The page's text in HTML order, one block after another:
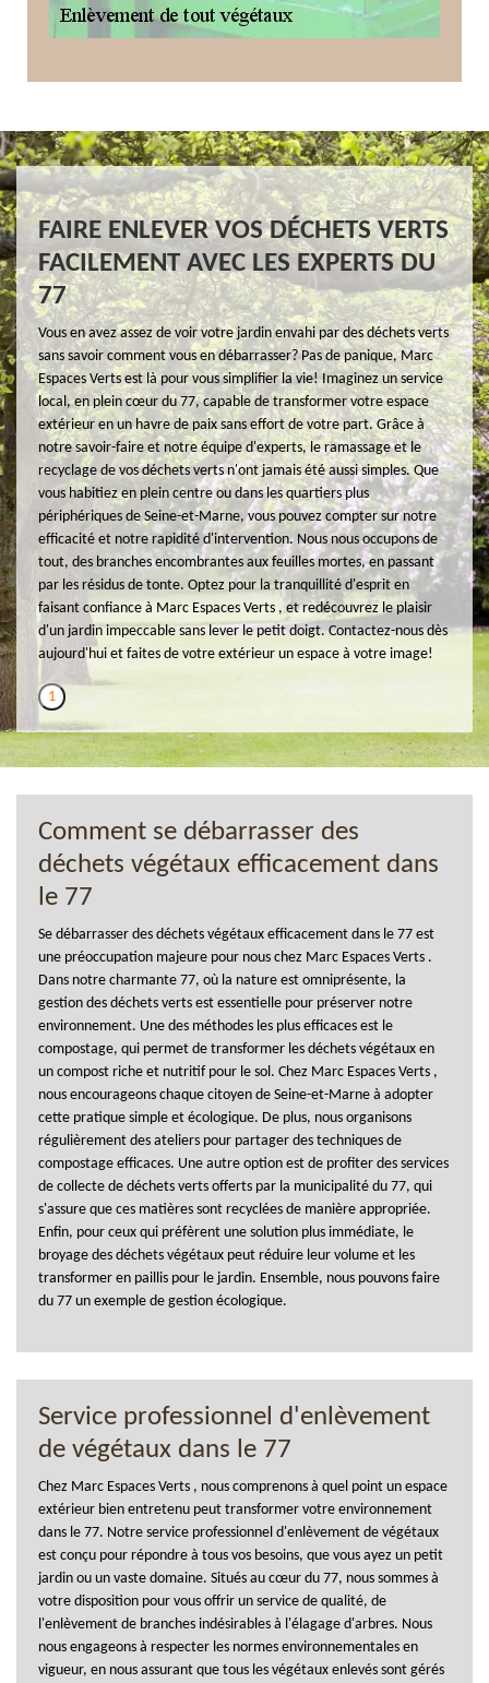
FAIRE ENLEVER VOS DÉCHETS VERTS
FACILEMENT AVEC LES EXPERTS DU
77
Vous en avez assez de voir votre jardin envahi par des déchets verts
sans savoir comment vous en débarrasser? Pas de panique, Marc
Espaces Verts est là pour vous simplifier la vie! Imaginez un service
local, en plein cœur du 77, capable de transformer votre espace
extérieur en un havre de paix sans effort de votre part. Grâce à
notre savoir-faire et notre équipe d'experts, le ramassage et le
recyclage de vos déchets verts n'ont jamais été aussi simples. Que
vous habitiez en plein centre ou dans les quartiers plus
périphériques de Seine-et-Marne, vous pouvez compter sur notre
efficacité et notre rapidité d'intervention. Nous nous occupons de
tout, des branches encombrantes aux feuilles mortes, en passant
par les résidus de tonte. Optez pour la tranquillité d'esprit en
faisant confiance à Marc Espaces Verts , et redécouvrez le plaisir
d'un jardin impeccable sans lever le petit doigt. Contactez-nous dès
aujourd'hui et faites de votre extérieur un espace à votre image!
1
Comment se débarrasser des
déchets végétaux efficacement dans
le 77
Se débarrasser des déchets végétaux efficacement dans le 77 est
une préoccupation majeure pour nous chez Marc Espaces Verts .
Dans notre charmante 77, où la nature est omniprésente, la
gestion des déchets verts est essentielle pour préserver notre
environnement. Une des méthodes les plus efficaces est le
compostage, qui permet de transformer les déchets végétaux en
un compost riche et nutritif pour le sol. Chez Marc Espaces Verts ,
nous encourageons chaque citoyen de Seine-et-Marne à adopter
cette pratique simple et écologique. De plus, nous organisons
régulièrement des ateliers pour partager des techniques de
compostage efficaces. Une autre option est de profiter des services
de collecte de déchets verts offerts par la municipalité du 77, qui
s'assure que ces matières sont recyclées de manière appropriée.
Enfin, pour ceux qui préfèrent une solution plus immédiate, le
broyage des déchets végétaux peut réduire leur volume et les
transformer en paillis pour le jardin. Ensemble, nous pouvons faire
du 77 un exemple de gestion écologique.
Service professionnel d'enlèvement
de végétaux dans le 77
Chez Marc Espaces Verts , nous comprenons à quel point un espace
extérieur bien entretenu peut transformer votre environnement
dans le 77. Notre service professionnel d'enlèvement de végétaux
est conçu pour répondre à tous vos besoins, que vous ayez un petit
jardin ou un vaste domaine. Situés au cœur du 77, nous sommes à
votre disposition pour vous offrir un service de qualité, de
l'enlèvement de branches indésirables à l'élagage d'arbres. Nous
nous engageons à respecter les normes environnementales en
vigueur, en nous assurant que tous les végétaux enlevés sont gérés